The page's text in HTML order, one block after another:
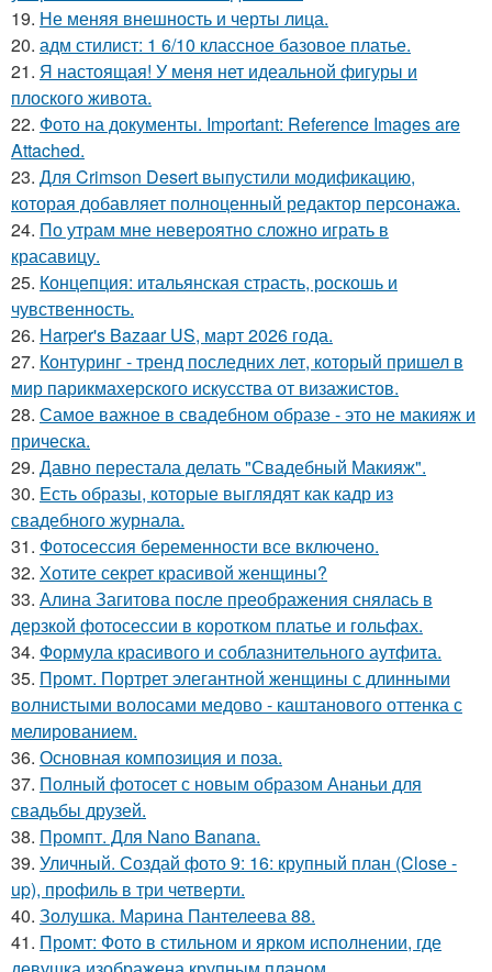
19. Не меняя внешность и черты лица.
20. адм стилист: 1 6/10 классное базовое платье.
21. Я настоящая! У меня нет идеальной фигуры и
плоского живота.
22. Фото на документы. Important: Reference Images are
Attached.
23. Для Crimson Desert выпустили модификацию,
которая добавляет полноценный редактор персонажа.
24. По утрам мне невероятно сложно играть в
красавицу.
25. Концепция: итальянская страсть, роскошь и
чувственность.
26. Harper's Bazaar US, март 2026 года.
27. Контуринг - тренд последних лет, который пришел в
мир парикмахерского искусства от визажистов.
28. Самое важное в свадебном образе - это не макияж и
прическа.
29. Давно перестала делать "Свадебный Макияж".
30. Есть образы, которые выглядят как кадр из
свадебного журнала.
31. Фотосессия беременности все включено.
32. Хотите секрет красивой женщины?
33. Алина Загитова после преображения снялась в
дерзкой фотосессии в коротком платье и гольфах.
34. Формула красивого и соблазнительного аутфита.
35. Промт. Портрет элегантной женщины с длинными
волнистыми волосами медово - каштанового оттенка с
мелированием.
36. Основная композиция и поза.
37. Полный фотосет с новым образом Ананьи для
свадьбы друзей.
38. Промпт. Для Nano Banana.
39. Уличный. Создай фото 9: 16: крупный план (Close -
up), профиль в три четверти.
40. Золушка. Марина Пантелеева 88.
41. Промт: Фото в стильном и ярком исполнении, где